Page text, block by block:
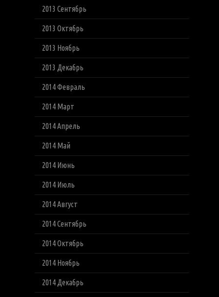
2013 Сентябрь
2013 Октябрь
2013 Ноябрь
2013 Декабрь
2014 Февраль
2014 Март
2014 Апрель
2014 Май
2014 Июнь
2014 Июль
2014 Август
2014 Сентябрь
2014 Октябрь
2014 Ноябрь
2014 Декабрь